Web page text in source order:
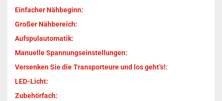
Einfacher Nähbeginn:
Großer Nähbereich:
Aufspulautomatik:
Manuelle Spannungseinstellungen:
Versenken Sie die Transporteure und los geht’s!:
LED-Licht:
Zubehörfach: